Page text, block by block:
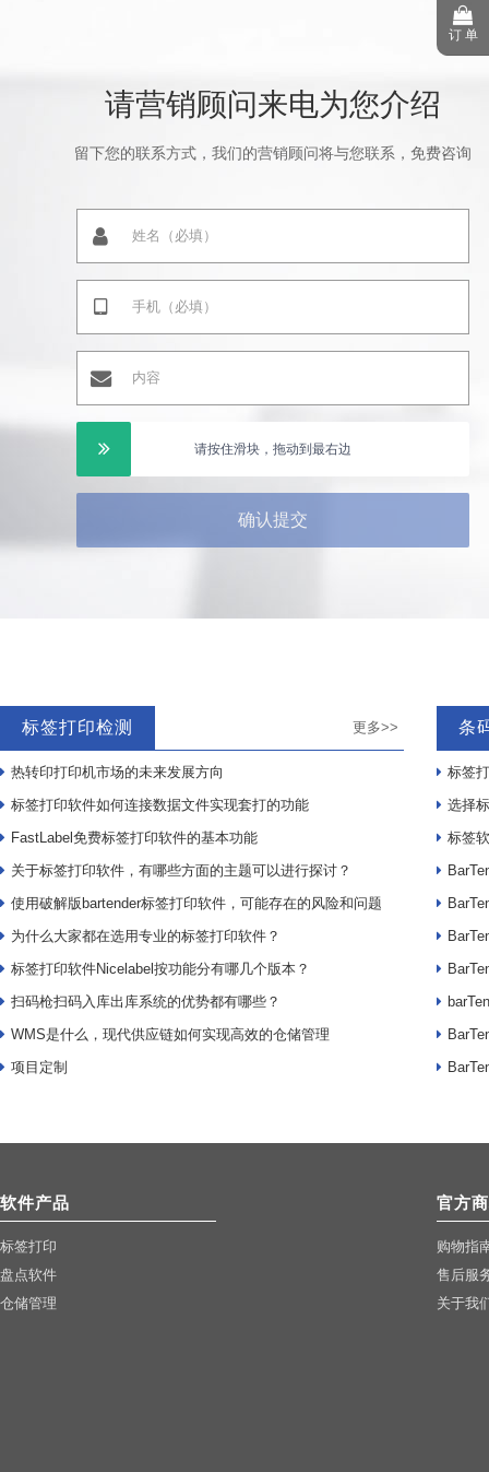
请营销顾问来电为您介绍
留下您的联系方式，我们的营销顾问将与您联系，免费咨询
请按住滑块，拖动到最右边
确认提交
标签打印检测 更多>>
热转印打印机市场的未来发展方向
标签打印软件如何连接数据文件实现套打的功能
FastLabel免费标签打印软件的基本功能
关于标签打印软件，有哪些方面的主题可以进行探讨？
使用破解版bartender标签打印软件，可能存在的风险和问题
为什么大家都在选用专业的标签打印软件？
标签打印软件Nicelabel按功能分有哪几个版本？
扫码枪扫码入库出库系统的优势都有哪些？
WMS是什么，现代供应链如何实现高效的仓储管理
项目定制
条
标签
选择
标签
软件产品
标签打印
盘点软件
仓储管理
官方
购物指
售后服
关于我
订 单